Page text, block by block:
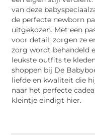
van deze
de perfecte newborn
uitgekozen. Met een
voor detail, zorgen ze
zorg wordt behandeld
leukste outfits te
shoppen bij De
liefde en kwaliteit die
naar het perfecte
kleintje eindigt hier.